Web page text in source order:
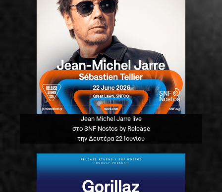
Jean Michel Jarre live
στο SNF Nostos by Release
την Δευτέρα 22 Ιουνίου